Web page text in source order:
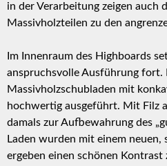
in der Verarbeitung zeigen auch
Massivholzteilen zu den
Im Innenraum des Highboards
anspruchsvolle Ausführung fort.
Massivholzschubladen mit
hochwertig ausgeführt. Mit Filz
damals zur Aufbewahrung des
Laden wurden mit einem neuen,
ergeben einen schönen